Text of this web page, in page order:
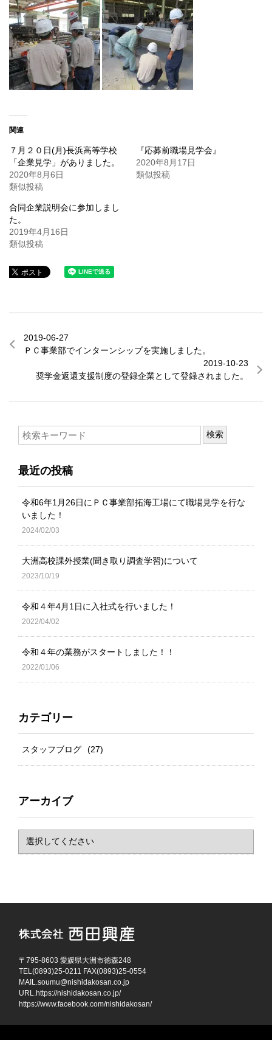
関連
７月２０日(月)長浜高等学校
「企業見学」がありました。
2020年8月6日
類似投稿
『応募前職場見学会』
2020年8月17日
類似投稿
合同企業説明会に参加しまし
た。
2019年4月16日
類似投稿
2019-06-27
ＰＣ事業部でインターンシップを実施しました。
2019-10-23
奨学金返還支援制度の登録企業として登録されました。
最近の投稿
令和6年1月26日にＰＣ事業部拓海工場にて職場見学を行な
いました！
2024/02/03
大洲高校課外授業(聞き取り調査学習)について
2023/10/19
令和４年4月1日に入社式を行いました！
2022/04/02
令和４年の業務がスタートしました！！
2022/01/06
カテゴリー
スタッフブログ (27)
アーカイブ
〒795-8603 愛媛県大洲市徳森248
TEL(0893)25-0211 FAX(0893)25-0554
MAIL.soumu@nishidakosan.co.jp
URL.https://nishidakosan.co.jp/
https://www.facebook.com/nishidakosan/